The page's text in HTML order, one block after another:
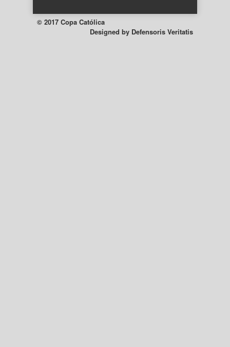
© 2017 Copa Católica
Designed by Defensoris Veritatis